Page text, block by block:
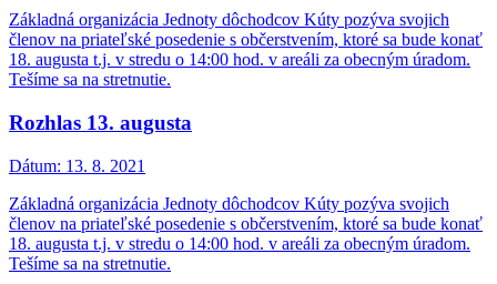
Základná organizácia Jednoty dôchodcov Kúty pozýva svojich
členov na priateľské posedenie s občerstvením, ktoré sa bude konať
18. augusta t.j. v stredu o 14:00 hod. v areáli za obecným úradom.
Tešíme sa na stretnutie.
Rozhlas 13. augusta
Dátum: 13. 8. 2021
Základná organizácia Jednoty dôchodcov Kúty pozýva svojich
členov na priateľské posedenie s občerstvením, ktoré sa bude konať
18. augusta t.j. v stredu o 14:00 hod. v areáli za obecným úradom.
Tešíme sa na stretnutie.